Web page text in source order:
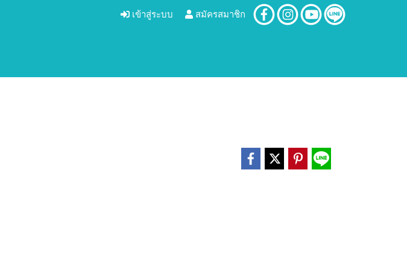
เข้าสู่ระบบ สมัครสมาชิก